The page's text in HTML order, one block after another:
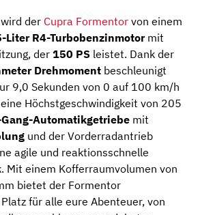
der Cupra Formentor von einem
Liter R4-Turbobenzinmotormit
der 150 PS leistet. Dank der
Drehmoment beschleunigt
9,0 Sekunden von 0 auf 100 km/h
Höchstgeschwindigkeit von 205
Automatikgetriebe mit
und der Vorderradantrieb
agile und reaktionsschnelle
Mit einem Kofferraumvolumen von
bietet der Formentor
für alle eure Abenteuer, von